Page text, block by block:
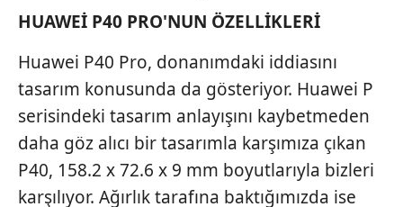
HUAWEİ P40 PRO'NUN ÖZELLİKLERİ
Huawei P40 Pro, donanımdaki iddiasını
tasarım konusunda da gösteriyor. Huawei P
serisindeki tasarım anlayışını kaybetmeden
daha göz alıcı bir tasarımla karşımıza çıkan
P40, 158.2 x 72.6 x 9 mm boyutlarıyla bizleri
karşılıyor. Ağırlık tarafına baktığımızda ise